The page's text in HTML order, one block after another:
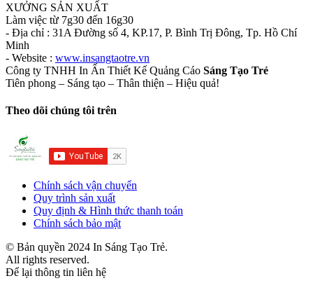
XƯỞNG SẢN XUẤT
Làm việc từ 7g30 đến 16g30
- Địa chỉ : 31A Đường số 4, KP.17, P. Bình Trị Đông, Tp. Hồ Chí
Minh
- Website : www.insangtaotre.vn
Công ty TNHH In Ấn Thiết Kế Quảng Cáo Sáng Tạo Trẻ
Tiên phong – Sáng tạo – Thân thiện – Hiệu quả!
Theo dõi chúng tôi trên
Chính sách vận chuyển
Quy trình sản xuất
Quy định & Hình thức thanh toán
Chính sách bảo mật
© Bản quyền 2024 In Sáng Tạo Trẻ.
All rights reserved.
Để lại thông tin liên hệ